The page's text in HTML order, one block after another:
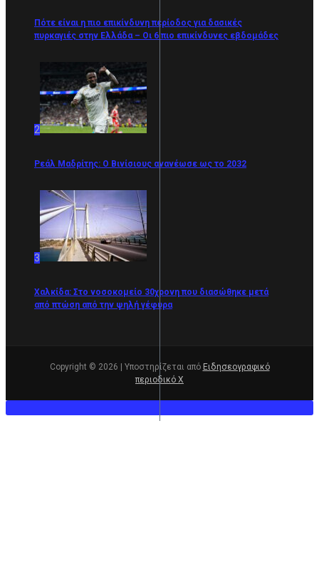
Πότε είναι η πιο επικίνδυνη περίοδος για δασικές
πυρκαγιές στην Ελλάδα – Οι 6 πιο επικίνδυνες εβδομάδες
2
Ρεάλ Μαδρίτης: Ο Βινίσιους ανανέωσε ως το 2032
3
Χαλκίδα: Στο νοσοκομείο 30χρονη που διασώθηκε μετά
από πτώση από την ψηλή γέφυρα
Copyright © 2026 | Υποστηρίζεται από Ειδησεογραφικό
περιοδικό Χ